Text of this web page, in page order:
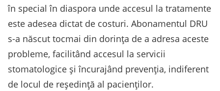
în special în diaspora unde accesul la tratamente
este adesea dictat de costuri. Abonamentul DRU
s-a născut tocmai din dorința de a adresa aceste
probleme, facilitând accesul la servicii
stomatologice și încurajând prevenția, indiferent
de locul de reședință al pacienților.